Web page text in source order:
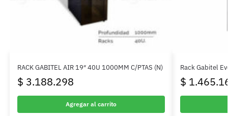
RACK GABITEL AIR 19″ 40U 1000MM C/PTAS (N)
$ 3.188.298
Agregar al carrito
Rack Gabitel
$